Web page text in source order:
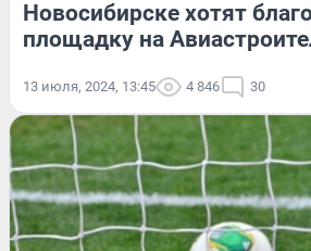
Новосибирске хотят
площадку на
13 июля, 2024, 13:45 4 846 30